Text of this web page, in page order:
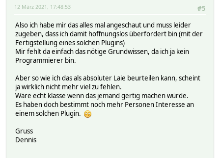
#5
12 März 2021, 17:48:53
Also ich habe mir das alles mal angeschaut und muss leider
zugeben, dass ich damit hoffnungslos überfordert bin (mit der
Fertigstellung eines solchen Plugins)
Mir fehlt da einfach das nötige Grundwissen, da ich ja kein
Programmierer bin.
Aber so wie ich das als absoluter Laie beurteilen kann, scheint
ja wirklich nicht mehr viel zu fehlen.
Wäre echt klasse wenn das jemand gertig machen würde.
Es haben doch bestimmt noch mehr Personen Interesse an
einem solchen Plugin.
Gruss
Dennis